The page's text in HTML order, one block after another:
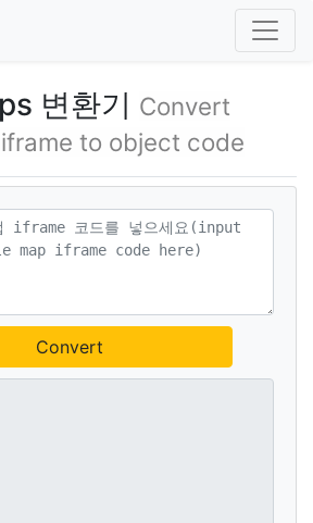
변환기 Convert
to object code
Convert